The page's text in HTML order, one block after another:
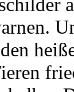
halbes